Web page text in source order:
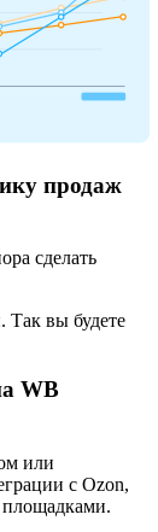
продаж
сделать
Так вы будете
WB
или
с Ozon,